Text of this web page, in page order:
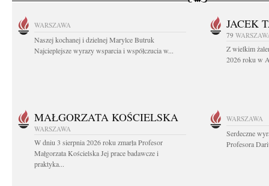
WARSZAWA
Naszej kochanej i dzielnej Marylce Butruk
Najcieplejsze wyrazy wsparcia i współczucia w...
JACEK
79
Z wielkim
2026 roku w
MAŁGORZATA KOŚCIELSKA
WARSZAWA
W dniu 3 sierpnia 2026 roku zmarła Profesor
Małgorzata Kościelska Jej prace badawcze i
praktyka...
WARSZAWA
Serdeczne
Profesora